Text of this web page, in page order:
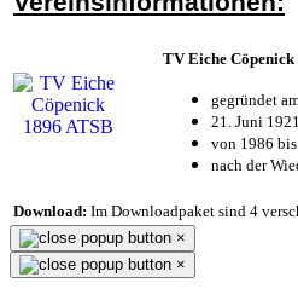
TV Eiche
gegründet
21. Juni
von 1986
nach der
Download: Im Downloadpaket sind 4
×
×